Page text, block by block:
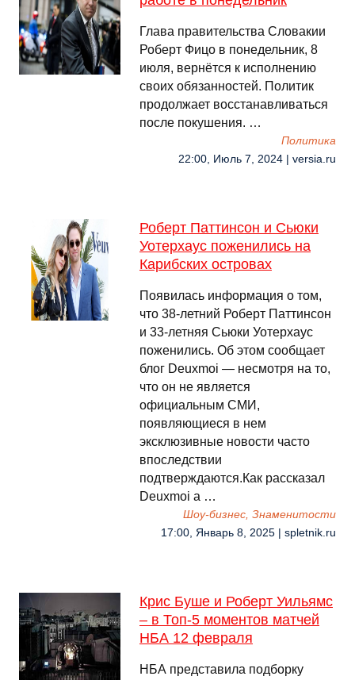
Глава правительства Словакии
Роберт Фицо в понедельник, 8
июля, вернётся к исполнению
своих обязанностей. Политик
продолжает восстанавливаться
после покушения. …
Политика
22:00, Июль 7, 2024 | versia.ru
Роберт Паттинсон и Сьюки
Уотерхаус поженились на
Карибских островах
Появилась информация о том,
что 38-летний Роберт Паттинсон
и 33-летняя Сьюки Уотерхаус
поженились. Об этом сообщает
блог Deuxmoi — несмотря на то,
что он не является
официальным СМИ,
появляющиеся в нем
эксклюзивные новости часто
впоследствии
подтверждаются.Как рассказал
Deuxmoi а …
Шоу-бизнес, Знаменитости
17:00, Январь 8, 2025 | spletnik.ru
Крис Буше и Роберт Уильямс
– в Топ-5 моментов матчей
НБА 12 февраля
НБА представила подборку